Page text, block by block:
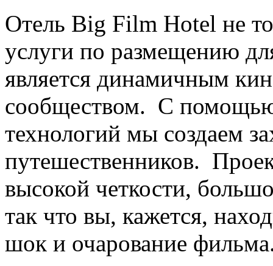
Отель Big Film Hotel не
услуги по размещению
является динамичным
сообществом. С
технологий мы создаем
путешественников.
высокой четкости,
так что вы, кажется,
шок и очарование